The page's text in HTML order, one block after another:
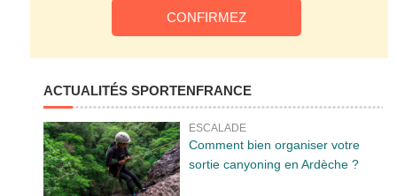
ACTUALITÉS SPORTENFRANCE
ESCALADE
Comment bien organiser votre
sortie canyoning en Ardèche ?